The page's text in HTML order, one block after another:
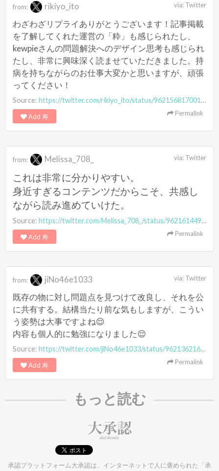
from: rikiyo_ito via: Twitter
わざわざリプライありがとうございます！記事掲載
を了解してくれた運営の「粋」も感じられたし、
kewpieさんの問題解決へのデザイン思考も感じられ
たし、非常に興味深く読ませていただきました。持
病を持ちながらのお仕事大変かと思いますが、頑張
ってください！
Source: https://twitter.com/rikiyo_ito/status/962156817001295872
Add 寿 Permalink
from: Melissa_708_ via: Twitter
これは非常に分かりやすい。
身近すぎるコンテンツだからこそ、共感し
ながら読み進めていけた。
Source: https://twitter.com/Melissa_708_/status/962161449022865409
Add 寿 Permalink
from: jiNo46e1033 via: Twitter
既存の物に対し問題点を見つけて改良し、それを公
に共有する。結構当たり前な気もしますが、こうい
う姿勢は大事ですよね😌
内容も個人的に勉強になりました😌
Source: https://twitter.com/jiNo46e1033/status/962136216173871104
Add 寿 Permalink
もっと読む
承認プラットフォーム大承認は、インターネットで人に褒められた「承